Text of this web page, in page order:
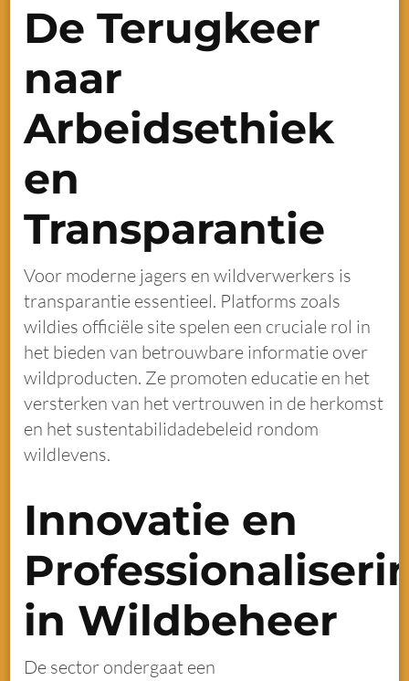
De Terugkeer
naar
Arbeidsethiek
en
Transparantie
Voor moderne jagers en wildverwerkers is
transparantie essentieel. Platforms zoals
wildies officiële site spelen een cruciale rol in
het bieden van betrouwbare informatie over
wildproducten. Ze promoten educatie en het
versterken van het vertrouwen in de herkomst
en het sustentabilidadebeleid rondom
wildlevens.
Innovatie en
in Wildbeheer
De sector ondergaat een